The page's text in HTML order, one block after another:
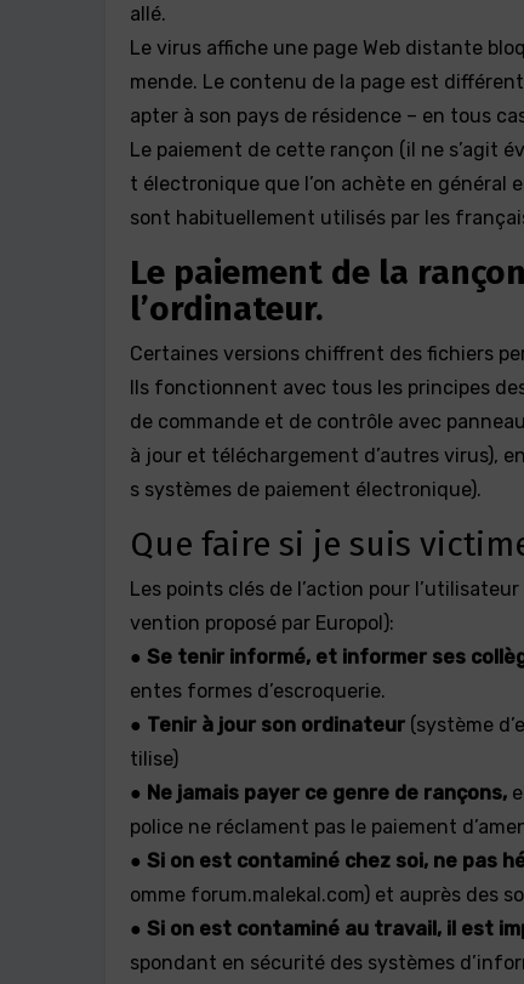
allé.
Le virus affiche une page Web distante
mende. Le contenu de la page est
apter à son pays de résidence – en tous
Le paiement de cette rançon (il ne s’agit
t électronique que l’on achète en général
sont habituellement utilisés par les
Le paiement de la
l’ordinateur.
Certaines versions chiffrent des fichiers
Ils fonctionnent avec tous les principes
de commande et de contrôle avec
à jour et téléchargement d’autres virus),
s systèmes de paiement électronique).
Que faire si je suis
Les points clés de l’action pour
vention proposé par Europol):
● Se tenir informé, et informer ses
entes formes d’escroquerie.
● Tenir à jour son ordinateur (système
tilise)
● Ne jamais payer ce genre de rançons,
police ne réclament pas le paiement
● Si on est contaminé chez soi, ne pas
omme forum.malekal.com) et auprès des
● Si on est contaminé au travail, il est
spondant en sécurité des systèmes